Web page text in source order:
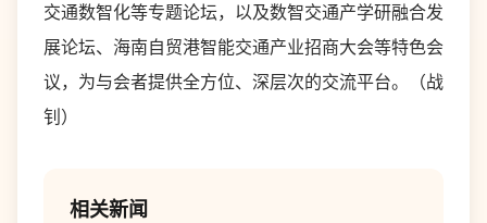
交通数智化等专题论坛，以及数智交通产学研融合发
展论坛、海南自贸港智能交通产业招商大会等特色会
议，为与会者提供全方位、深层次的交流平台。（战
钊）
相关新闻